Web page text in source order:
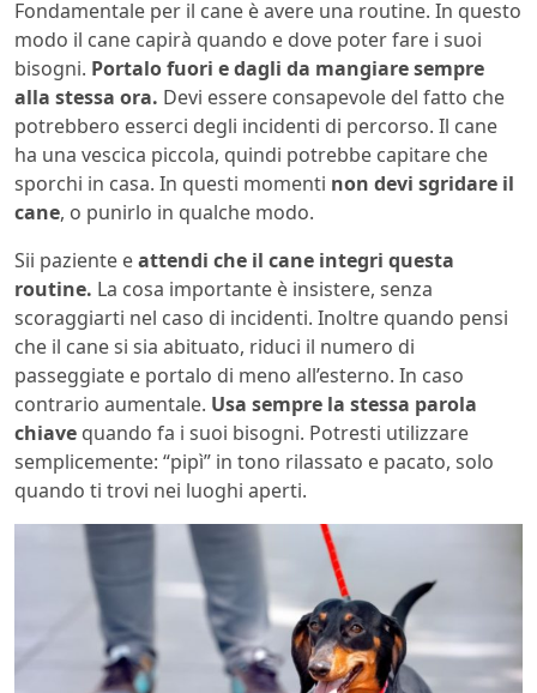
Fondamentale per il cane è avere una routine. In questo
modo il cane capirà quando e dove poter fare i suoi
bisogni. Portalo fuori e dagli da mangiare sempre
alla stessa ora. Devi essere consapevole del fatto che
potrebbero esserci degli incidenti di percorso. Il cane
ha una vescica piccola, quindi potrebbe capitare che
sporchi in casa. In questi momenti non devi sgridare il
cane, o punirlo in qualche modo.
Sii paziente eattendi che il cane integri questa
routine. La cosa importante è insistere, senza
scoraggiarti nel caso di incidenti. Inoltre quando pensi
che il cane si sia abituato, riduci il numero di
passeggiate e portalo di meno all’esterno. In caso
contrario aumentale. Usa sempre la stessa parola
chiave quando fa i suoi bisogni. Potresti utilizzare
semplicemente: “pipì” in tono rilassato e pacato, solo
quando ti trovi nei luoghi aperti.